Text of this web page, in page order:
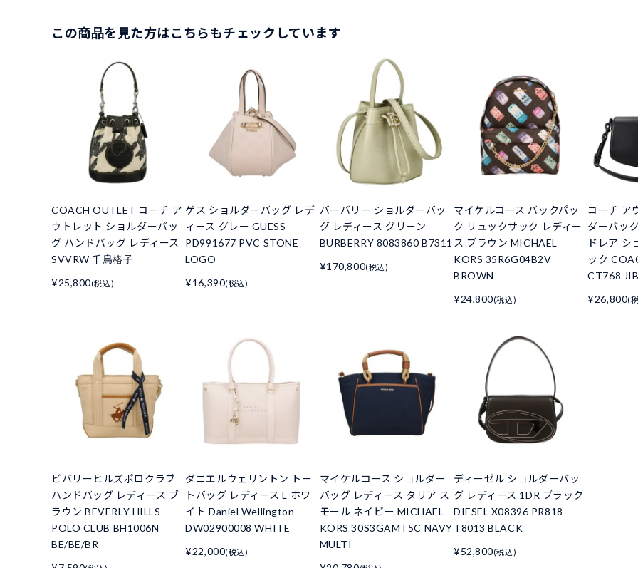
この商品を見た方はこちらもチェックしています
COACH OUTLET コーチ ア
ウトレット ショルダーバッ
グ ハンドバッグ レディース
SVVRW 千鳥格子
¥25,800(税込)
ゲス ショルダーバッグ レデ
ィース グレー GUESS
PD991677 PVC STONE
LOGO
¥16,390(税込)
バーバリー ショルダーバッ
グ レディース グリーン
BURBERRY 8083860 B7311
¥170,800(税込)
マイケルコース バックパッ
ク リュックサック レディー
ス ブラウン MICHAEL
KORS 35R6G04B2V
BROWN
¥24,800(税込)
コーチ ア
ダーバッ
ドレア シ
ック
CT768
¥26,800(
ビバリーヒルズポロクラブ
ハンドバッグ レディース ブ
ラウン BEVERLY HILLS
POLO CLUB BH1006N
BE/BE/BR
ダニエルウェリントン トー
トバッグ レディース L ホワ
イト Daniel Wellington
DW02900008 WHITE
¥22,000(税込)
マイケルコース ショルダー
バッグ レディース タリア ス
モール ネイビー MICHAEL
KORS 30S3GAMT5C NAVY
MULTI
ディーゼル ショルダーバッ
グ レディース 1DR ブラック
DIESEL X08396 PR818
T8013 BLACK
¥52,800(税込)